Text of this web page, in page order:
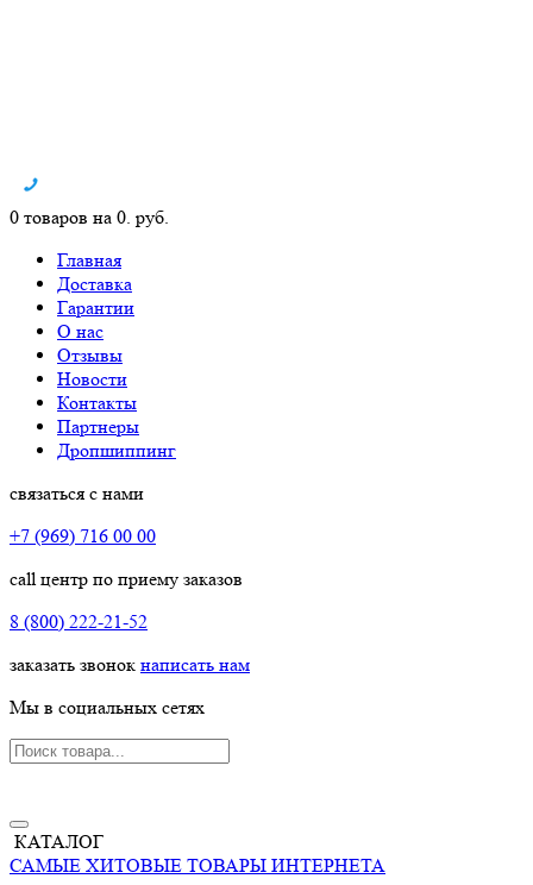
0 товаров на 0. руб.
Главная
Доставка
Гарантии
О нас
Отзывы
Новости
Контакты
Партнеры
Дропшиппинг
связаться с нами
+7 (969) 716 00 00
call центр по приему заказов
8 (800) 222-21-52
заказать звонок написать нам
Мы в социальных сетях
КАТАЛОГ
САМЫЕ ХИТОВЫЕ ТОВАРЫ ИНТЕРНЕТА